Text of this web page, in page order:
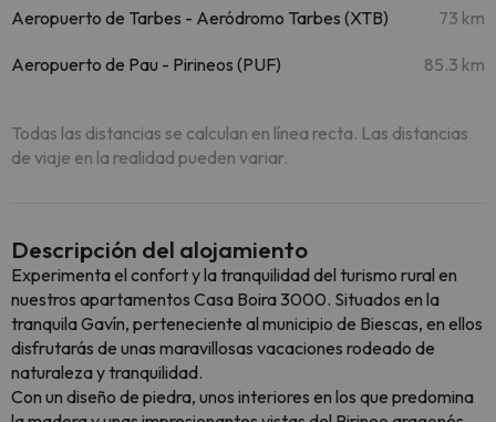
Aeropuerto de Tarbes - Aeródromo Tarbes (XTB) 73 km
Aeropuerto de Pau - Pirineos (PUF) 85.3 km
Todas las distancias se calculan en línea recta. Las distancias
de viaje en la realidad pueden variar.
Descripción del alojamiento
Experimenta el confort y la tranquilidad del turismo rural en
nuestros apartamentos Casa Boira 3000. Situados en la
tranquila Gavín, perteneciente al municipio de Biescas, en ellos
disfrutarás de unas maravillosas vacaciones rodeado de
naturaleza y tranquilidad.
Con un diseño de piedra, unos interiores en los que predomina